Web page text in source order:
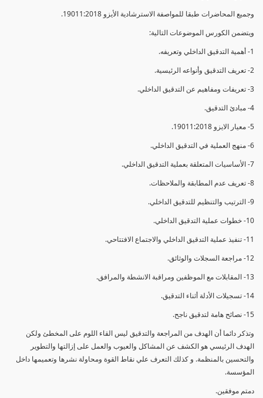
وجميع المحاضرات طبقا للمواصفة الاسترشادية الأيزو 19011:2018.
ويتضمن الكورس الموضوعات التالية:
1- أهمية التدقيق الداخلي وتعريفه.
2- تعريف التدقيق وأنواعه الرئيسية.
3- تعريفات ومفاهيم عن التدقيق الداخلي.
4- مبادئ التدقيق.
5- معيار الايزو 19011:2018.
6- منهج العملية في التدقيق الداخلي.
7- الأساسيات المتعلقة بعملية التدقيق الداخلي.
8- تعريف عدم المطابقة والملاحظات.
9- الترتيب والتنظيم للتدقيق الداخلي.
10- خطوات عملية التدقيق الداخلي.
11- تنفيذ عملية التدقيق الداخلي والاجتماع الافتتاحي.
12- مراجعة السجلات والوثائق.
13- المقابلات مع الموظفين ومراقبة الانشطة والمرافق.
14- تسجيلات الأدلة أثناء التدقيق.
15- نصائح هامة لتدقيق ناجح.
وتذكر دائما أن الهدف من المراجعة والتدقيق ليس القاء اللوم على المخطئ ولكن
الهدف الرئيسي هو الكشف عن المشاكل والعيوب والعمل على إزالتها والتطوير
والتحسين بالمنظمة. و كذلك التعرف علي نقاط القوة ومحاولة نشرها وتعميمها داخل
المؤسسة.
دمتم موفقين.